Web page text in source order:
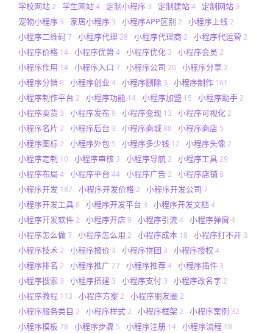
学校网站2 学生网站4 定制小程序 3 定制建站4 定制网站 3
宠物小程序 3 家居小程序 3 小程序APP区别 2 小程序上线 2
小程序二维码7 小程序代理 28 小程序代理商2 小程序代运营2
小程序价格 14 小程序优势4 小程序优化 3 小程序会员 2
小程序作用 14 小程序入口 7 小程序公司 20 小程序分享2
小程序分销 8 小程序创业 4 小程序删除 3 小程序制作 161
小程序制作平台 2 小程序功能 14 小程序加盟 15 小程序助手2
小程序卖货 3 小程序发布9 小程序变现 13 小程序可视化2
小程序名片 2 小程序后台 3 小程序商城88 小程序商店 5
小程序图标2 小程序外包 5 小程序多少钱 12 小程序头像 2
小程序定制 10 小程序审核 3 小程序导航2 小程序工具29
小程序布局 4 小程序平台 44 小程序广告2 小程序店铺8
小程序开发 187 小程序开发价格2 小程序开发公司 7
小程序开发工具8 小程序开发平台 3 小程序开发文档 4
小程序开发软件2 小程序开店9 小程序引流4 小程序弹窗 4
小程序怎么做7 小程序怎么用 2 小程序成本 18 小程序打不开 3
小程序技术2 小程序报价 3 小程序拼团 3 小程序授权 4
小程序排名 2 小程序推广27 小程序推荐4 小程序插件 3
小程序搜索 3 小程序搭建 3 小程序支付 3 小程序改名字 2
小程序教程 113 小程序方案2 小程序朋友圈 2
小程序服务类目 2 小程序样式2 小程序框架 2 小程序案例 32
小程序模板 78 小程序步骤 5 小程序注册 14 小程序流程 18